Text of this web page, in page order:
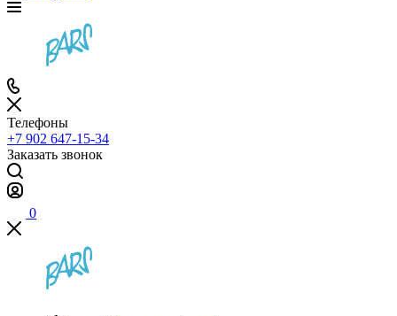
Телефоны
+7 902 647-15-34
Заказать звонок
0